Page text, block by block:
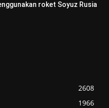
roket Soyuz Rusia
2608
1966